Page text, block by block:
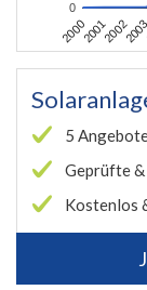
200020012002
0
5
Geprüfte
Kostenlos